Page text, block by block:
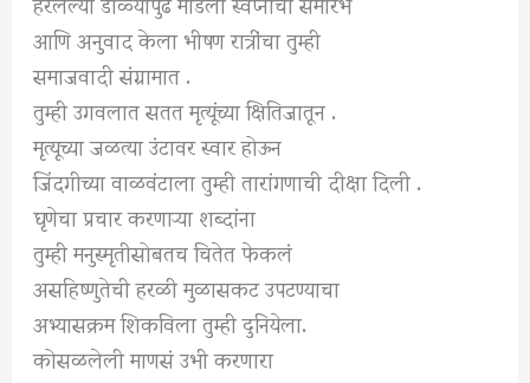
आणि अनुवाद केला भीषण रात्रींचा तुम्ही
समाजवादी संग्रामात .
तुम्ही उगवलात सतत मृत्यूंच्या क्षितिजातून .
मृत्यूच्या जळत्या उंटावर स्वार होऊन
जिंदगीच्या वाळवंटाला तुम्ही तारांगणाची दीक्षा दिली .
घृणेचा प्रचार करणाऱ्या शब्दांना
तुम्ही मनुस्मृतीसोबतच चितेत फेकलं
असहिष्णुतेची हरळी मुळासकट उपटण्याचा
अभ्यासक्रम शिकविला तुम्ही दुनियेला.
कोसळलेली माणसं उभी करणारा